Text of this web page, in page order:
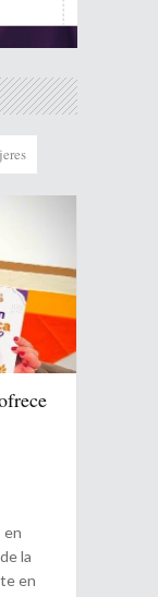
en
la
en